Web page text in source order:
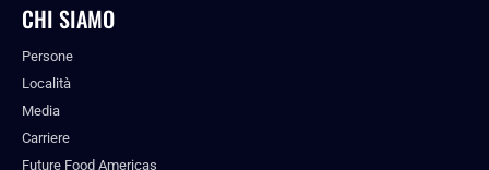
CHI SIAMO
Persone
Località
Media
Carriere
Future Food Americas